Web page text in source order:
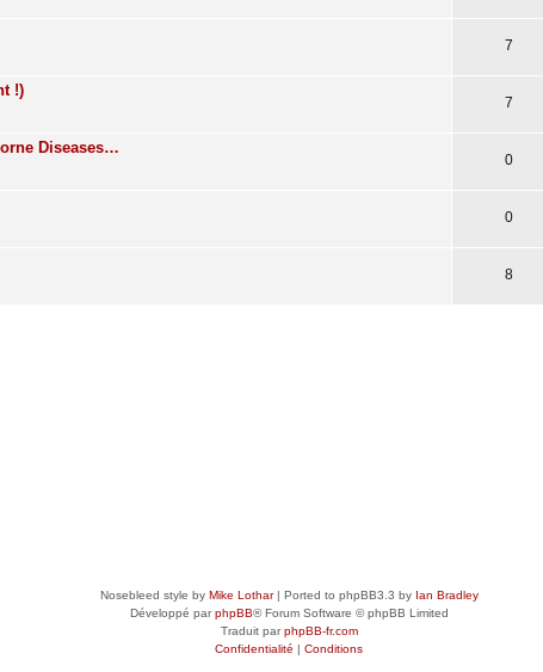
7
!)
7
Diseases…
0
0
8
Nosebleed style by Mike Lothar| Ported to phpBB3.3 by Ian Bradley
Développé parphpBB® Forum Software © phpBB Limited
Traduit parphpBB-fr.com
Confidentialité | Conditions